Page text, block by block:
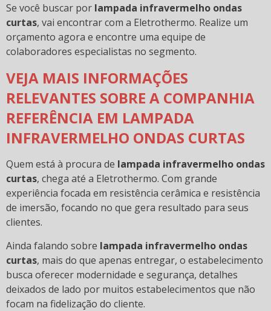
Se você buscar por lampada infravermelho ondas
curtas, vai encontrar com a Eletrothermo. Realize um
orçamento agora e encontre uma equipe de
colaboradores especialistas no segmento.
VEJA MAIS INFORMAÇÕES
RELEVANTES SOBRE A COMPANHIA
REFERÊNCIA EM LAMPADA
INFRAVERMELHO ONDAS CURTAS
Quem está à procura de lampada infravermelho ondas
curtas, chega até a Eletrothermo. Com grande
experiência focada em resistência cerâmica e resistência
de imersão, focando no que gera resultado para seus
clientes.
Ainda falando sobre lampada infravermelho ondas
curtas, mais do que apenas entregar, o estabelecimento
busca oferecer modernidade e segurança, detalhes
deixados de lado por muitos estabelecimentos que não
focam na fidelização do cliente.